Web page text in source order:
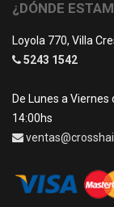
¿DÓNDE
Loyola 770, Villa
5243 1542
De Lunes a Viernes
14:00hs